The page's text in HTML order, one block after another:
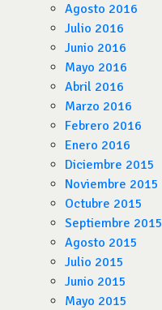
Agosto 2016
Julio 2016
Junio 2016
Mayo 2016
Abril 2016
Marzo 2016
Febrero 2016
Enero 2016
Diciembre 2015
Noviembre 2015
Octubre 2015
Septiembre 2015
Agosto 2015
Julio 2015
Junio 2015
Mayo 2015